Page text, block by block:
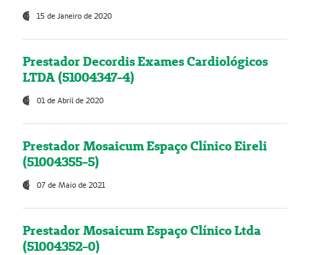
15 de Janeiro de 2020
Prestador Decordis Exames Cardiológicos
LTDA (51004347-4)
01 de Abril de 2020
Prestador Mosaicum Espaço Clínico Eireli
(51004355-5)
07 de Maio de 2021
Prestador Mosaicum Espaço Clínico Ltda
(51004352-0)